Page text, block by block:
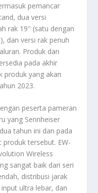
pemancar
dua versi
rak 19″ (satu dengan
dan versi rak penuh
Produk dan
pada akhir
produk yang akan
2023.
peserta pameran
yang Sennheiser
tahun ini dan pada
tersebut. EW-
Wireless
sangat baik dari seri
distribusi jarak
ultra lebar, dan